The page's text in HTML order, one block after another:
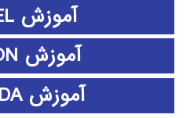
آموزش LISREL
آموزش LUMION
آموزش MAXQDA